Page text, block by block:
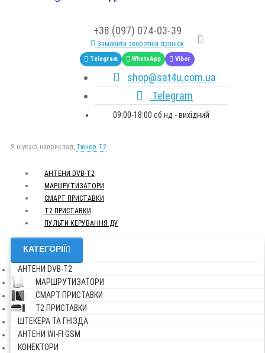
+38 (097) 074-03-39
Замовити зворотній дзвінок
Telegram WhatsApp Viber
shop@sat4u.com.ua
Telegram
09:00-18:00 сб.нд - вихідний
Я шукаю, наприклад, Тюнер T2
АНТЕНИ DVB-Т2
МАРШРУТИЗАТОРИ
СМАРТ ПРИСТАВКИ
Т2 ПРИСТАВКИ
ПУЛЬТИ КЕРУВАННЯ ДУ
КАТЕГОРІЇ
АНТЕНИ DVB-Т2
МАРШРУТИЗАТОРИ
СМАРТ ПРИСТАВКИ
Т2 ПРИСТАВКИ
ШТЕКЕРА ТА ГНІЗДА
АНТЕНИ WI-FI GSM
КОНЕКТОРИ